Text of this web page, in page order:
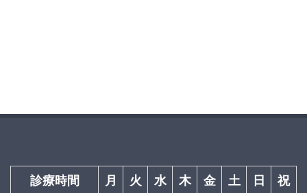
診療時間 月 火 水 木 金 土 日
祝